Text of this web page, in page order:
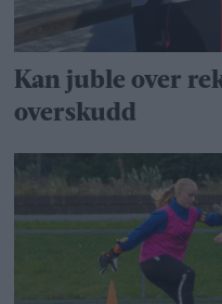
Kan juble over
overskudd